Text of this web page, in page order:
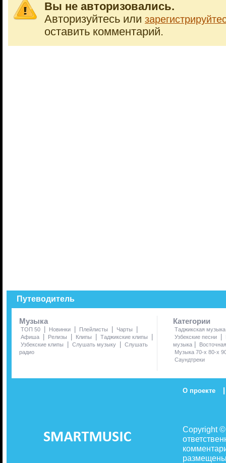
Вы не авторизовались.
Авторизуйтесь или
оставить комментарий.
Путеводитель
Музыка
ТОП 50 | Новинки | Плейлисты | Чарты |
Афиша | Релизы | Клипы | Таджикские клипы |
Узбекские клипы | Слушать музыку | Слушать
радио
Категории
Таджикская музыка
Узбекские песни
|
музыка |
Музыка 70-х 80-х
Саундтреки
О проекте |
Copyright
размещены